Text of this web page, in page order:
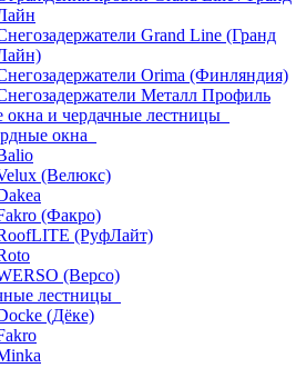
Grand Line (Гранд
Orima (Финляндия)
Металл Профиль
и чердачные лестницы
окна
(Велюкс)
(Факро)
(РуфЛайт)
(Версо)
лестницы
(Дёке)